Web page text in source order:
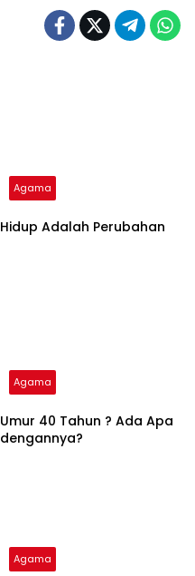
Agama
Hidup Adalah Perubahan
Agama
Umur 40 Tahun ? Ada Apa
dengannya?
Agama